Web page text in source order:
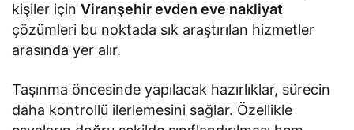
kişiler içinViranşehir evden eve nakliyat
çözümleri bu noktada sık araştırılan hizmetler
arasında yer alır.
Taşınma öncesinde yapılacak hazırlıklar, sürecin
daha kontrollü ilerlemesini sağlar. Özellikle